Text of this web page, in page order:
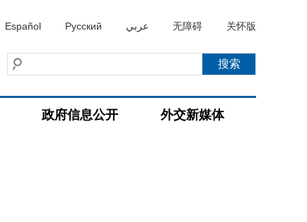
Español Русский عربي 无障碍 关怀版
政府信息公开 外交新媒体